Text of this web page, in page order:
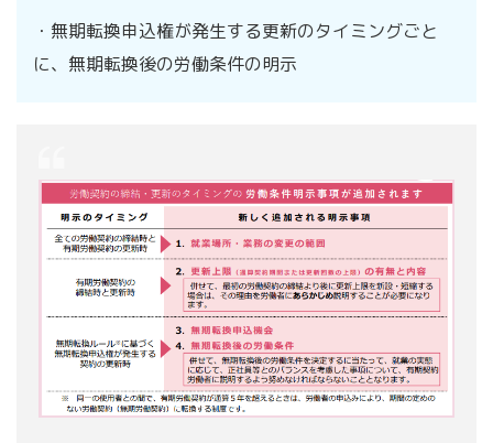
・無期転換申込権が発生する更新のタイミングごと
に、無期転換後の労働条件の明示